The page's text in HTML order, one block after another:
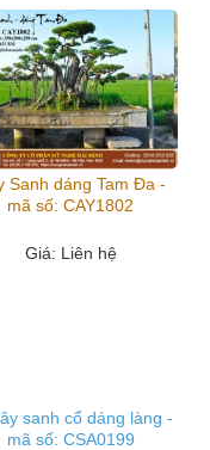
Sanh dáng Tam Đa -
mã số: CAY1802
Giá: Liên hệ